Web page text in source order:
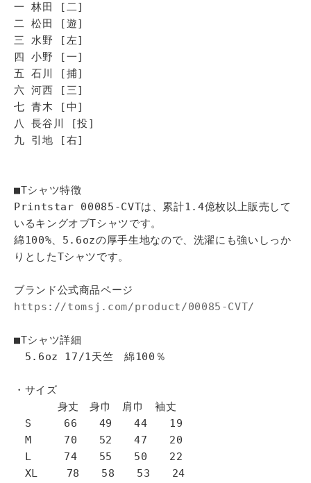
一 林田 [二]
二 松田 [遊]
三 水野 [左]
四 小野 [一]
五 石川 [捕]
六 河西 [三]
七 青木 [中]
八 長谷川 [投]
九 引地 [右]
■Tシャツ特徴
Printstar 00085-CVTは、累計1.4億枚以上販売して
いるキングオブTシャツです。
綿100%、5.6ozの厚手生地なので、洗濯にも強いしっか
りとしたTシャツです。
ブランド公式商品ページ
https://tomsj.com/product/00085-CVT/
■Tシャツ詳細
5.6oz 17/1天竺 綿100％
・サイズ
身丈 身巾 肩巾 袖丈
S 66 49 44 19
M 70 52 47 20
L 74 55 50 22
XL 78 58 53 24